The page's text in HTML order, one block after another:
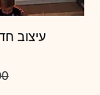
עיצוב